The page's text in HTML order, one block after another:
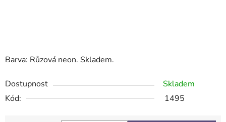
Barva: Růzová neon. Skladem.
Dostupnost
Skladem
Kód:
1495